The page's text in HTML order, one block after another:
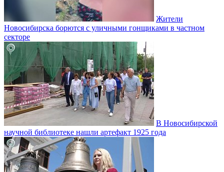
Жители
Новосибирска борются с уличными гонщиками в частном
секторе
В Новосибирской
научной библиотеке нашли артефакт 1925 года